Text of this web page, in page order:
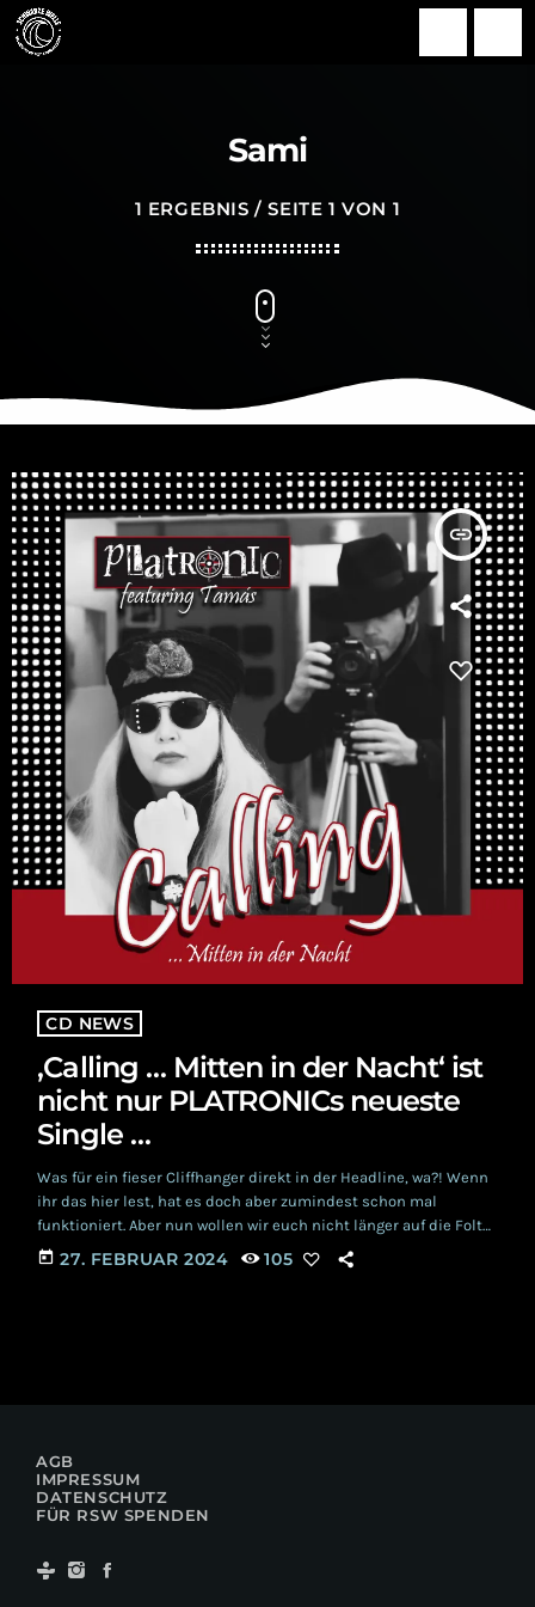
Sami
1 ERGEBNIS / SEITE 1 VON 1
insert_link
CD NEWS
‚Calling … Mitten in der Nacht‘ ist
nicht nur PLATRONICs neueste
Single …
Was für ein fieser Cliffhanger direkt in der Headline, wa?! Wenn
ihr das hier lest, hat es doch aber zumindest schon mal
funktioniert. Aber nun wollen wir euch nicht länger auf die Folter
spannen, sondern kommen direkt zum Thema: PLATRONIC
haben ausgerechnet am EBM- Tag ihren vierten Bandgeburtstag
today 27. FEBRUAR 2024 105
AGB
IMPRESSUM
DATENSCHUTZ
FÜR RSW SPENDEN